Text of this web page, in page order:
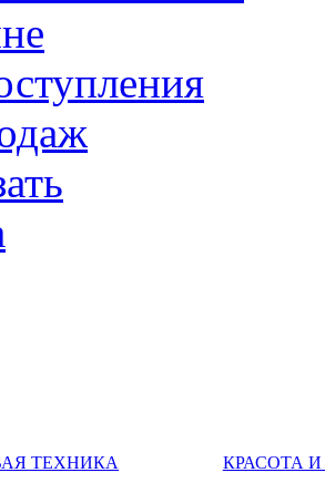
ТЕХНИКА
КРАСОТА И